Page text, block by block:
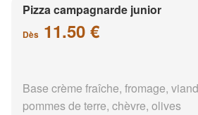
Pizza campagnarde junior
Dès 11.50 €
Base crème fraîche, fromage,
pommes de terre, chèvre, olives